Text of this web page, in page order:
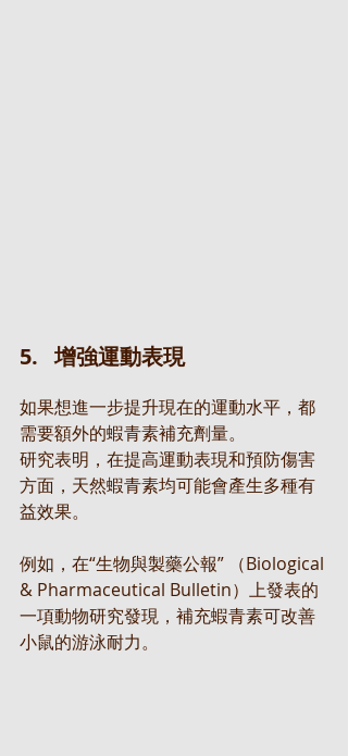
5.   增強運動表現
如果想進一步提升現在的運動水平，都
需要額外的蝦青素補充劑量。
研究表明，在提高運動表現和預防傷害
方面，天然蝦青素均可能會產生多種有
益效果。
例如，在“生物與製藥公報” （Biological
& Pharmaceutical Bulletin）上發表的
一項動物研究發現，補充蝦青素可改善
小鼠的游泳耐力。